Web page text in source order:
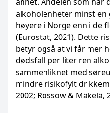
alkoholenheter minst en
høyere i Norge enn i de
(Eurostat, 2021). Dette
betyr også at vi får mer
dødsfall per liter ren
sammenliknet med
mindre risikofylt
2002; Rossow & Mäkelä,